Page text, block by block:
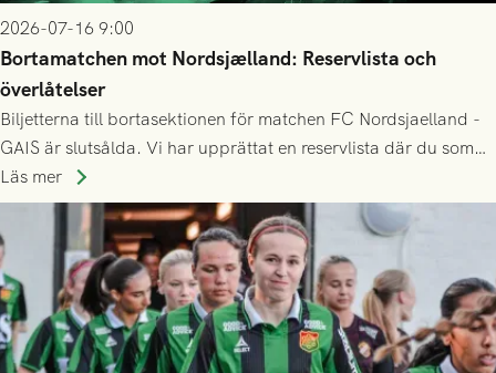
2026-07-16 9:00
Bortamatchen mot Nordsjælland: Reservlista och
överlåtelser
Biljetterna till bortasektionen för matchen FC Nordsjaelland -
GAIS är slutsålda. Vi har upprättat en reservlista där du som
ännu inte har någon biljett kan anmäla ditt intresse. Du kan
inte själv överlåta din biljett till någon annan.
Läs mer